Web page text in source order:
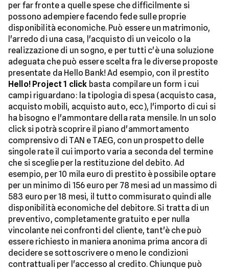
per far fronte a quelle spese che difficilmente si
possono adempiere facendo fede sulle proprie
disponibilità economiche. Può essere un matrimonio,
l'arredo di una casa, l'acquisto di un veicolo o la
realizzazione di un sogno, e per tutti c'è una soluzione
adeguata che può essere scelta fra le diverse proposte
presentate da Hello Bank! Ad esempio, con il prestito
Hello! Project 1 click basta compilare un form i cui
campi riguardano: la tipologia di spesa (acquisto casa,
acquisto mobili, acquisto auto, ecc), l'importo di cui si
ha bisogno e l'ammontare della rata mensile. In un solo
click si potrà scoprire il piano d'ammortamento
comprensivo di TAN e TAEG, con un prospetto delle
singole rate il cui importo varia a seconda del termine
che si sceglie per la restituzione del debito. Ad
esempio, per 10 mila euro di prestito è possibile optare
per un minimo di 156 euro per 78 mesi ad un massimo di
583 euro per 18 mesi, il tutto commisurato quindi alle
disponibilità economiche del debitore. Si tratta di un
preventivo, completamente gratuito e per nulla
vincolante nei confronti del cliente, tant'è che può
essere richiesto in maniera anonima prima ancora di
decidere se sottoscrivere o meno le condizioni
contrattuali per l'accesso al credito. Chiunque può